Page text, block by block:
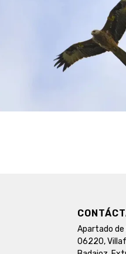
Apartado de
06220,